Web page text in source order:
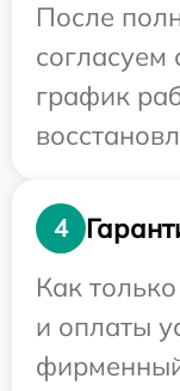
После
согласуем
график
4
Как
и оплаты